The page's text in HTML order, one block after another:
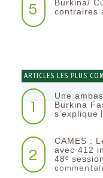
5
Burkina/
contraires
ARTICLES LES PLUS
1
Une
Burkina
s’explique
2
CAMES :
avec 412
48ᵉ